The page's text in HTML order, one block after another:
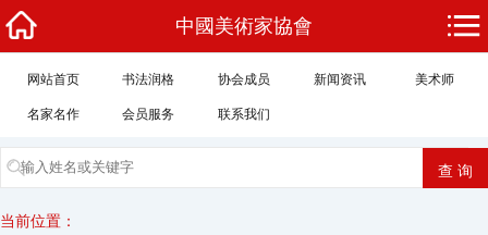
中國美術家協會
网站首页 书法润格 协会成员 新闻资讯 美术师
名家名作 会员服务 联系我们
当前位置：